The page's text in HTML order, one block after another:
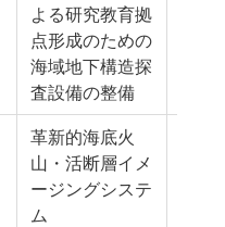
よる研究教育拠
点形成のための
海域地下構造探
査設備の整備
革新的海底火
山・活断層イメ
ージングシステ
ム